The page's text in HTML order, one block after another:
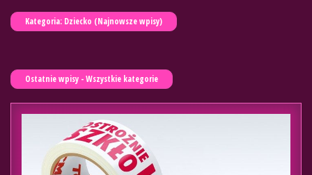
Kategoria: Dziecko (Najnowsze wpisy)
Ostatnie wpisy - Wszystkie kategorie